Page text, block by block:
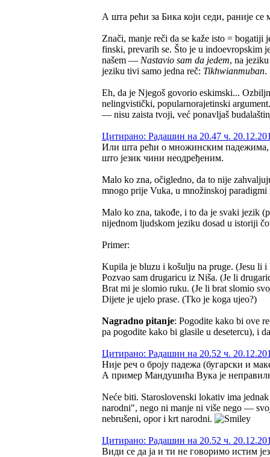
А шта рећи за Бика који седи, раније се
Znači, manje reči da se kaže isto =
finski, prevarih se. Što je u indoevropskim
našem — Nastavio sam da jedem, na
jeziku tivi samo jedna reč: Tikhwianmuban.
Eh, da je Njegoš govorio eskimski...
nelingvistički, popularnorajetinski
— nisu zaista tvoji, već ponavljaš
Цитирано: Радашин на 20.47 ч.
Или шта рећи о множинским падежима,
што језик чини неодређеним.
Malo ko zna, očigledno, da to nije
mnogo prije Vuka, u množinskoj
Malo ko zna, takođe, i to da je svaki jezik
nijednom ljudskom jeziku dosad u istoriji
Primer:
Kupila je bluzu i košulju na pruge. (Jesu li
Pozvao sam drugaricu iz Niša. (Je li
Brat mi je slomio ruku. (Je li brat slomio
Dijete je ujelo prase. (Tko je koga ujeo?)
Nagradno pitanje: Pogodite kako bi ove
pa pogodite kako bi glasile u desetercu), i
Цитирано: Радашин на 20.52 ч.
Није реч о броју падежа (бугарски и
А пример Мандушића Вука је
Neće biti. Staroslovenski lokativ ima
narodni", nego ni manje ni više nego —
nebrušeni, opor i krt narodni.
Цитирано: Радашин на 20.52 ч.
Види се да ја и ти не говоримо истим